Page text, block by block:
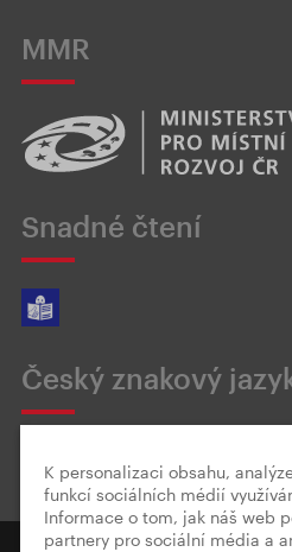
MMR
Snadné čtení
Český znakový
K personalizaci obsahu,
funkcí sociálních médií
Informace o tom, jak náš web
partnery pro sociální média a